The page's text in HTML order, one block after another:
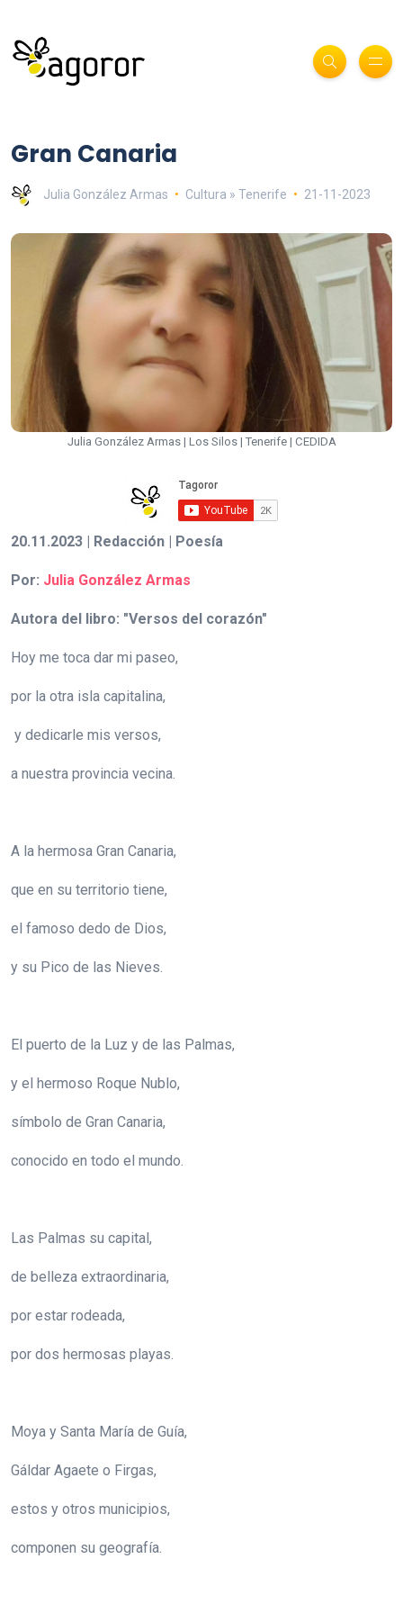
Gran Canaria
Julia González Armas Cultura » Tenerife 21-11-2023
Julia González Armas | Los Silos | Tenerife | CEDIDA
20.11.2023 | Redacción | Poesía
Por: Julia González Armas
Autora del libro: "Versos del corazón"
Hoy me toca dar mi paseo,
por la otra isla capitalina,
y dedicarle mis versos,
a nuestra provincia vecina.
A la hermosa Gran Canaria,
que en su territorio tiene,
el famoso dedo de Dios,
y su Pico de las Nieves.
El puerto de la Luz y de las Palmas,
y el hermoso Roque Nublo,
símbolo de Gran Canaria,
conocido en todo el mundo.
Las Palmas su capital,
de belleza extraordinaria,
por estar rodeada,
por dos hermosas playas.
Moya y Santa María de Guía,
Gáldar Agaete o Firgas,
estos y otros municipios,
componen su geografía.